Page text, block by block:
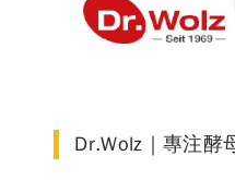
Dr.Wolz｜專注酵
優質品牌
所有訊息 營養知